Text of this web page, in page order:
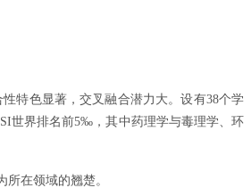
特色显著，交叉融合潜力大。设有38个学
世界排名前5‰，其中药理学与毒理学、环
在领域的翘楚。